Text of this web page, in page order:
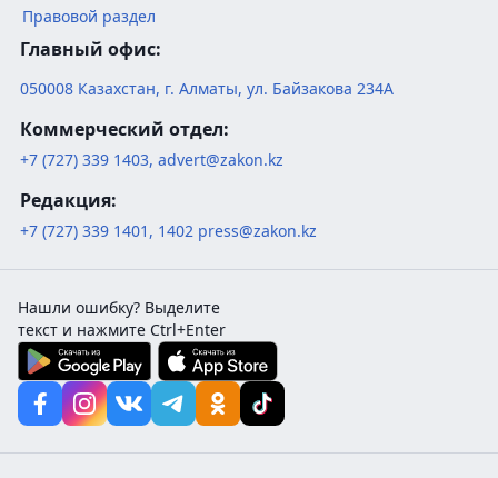
Правовой раздел
Главный офис:
050008 Казахстан, г. Алматы, ул. Байзакова 234А
Коммерческий отдел:
+7 (727) 339 1403, advert@zakon.kz
Редакция:
+7 (727) 339 1401 , 1402 press@zakon.kz
Нашли ошибку? Выделите
текст и нажмите Ctrl+Enter